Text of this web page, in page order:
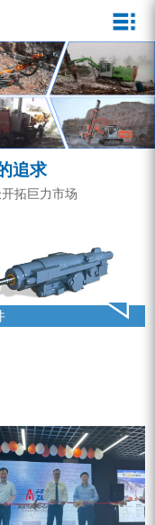
企业文化
发展历程
资质荣誉
宣传视频
公司新闻
行业动态
一体式潜孔钻机
地下掘进台车
小型一体式露天钻机
全液压顶锤钻机
零配件
锚固钻机系列
FY水井钻车系列
井专用螺杆空压机
雾炮机
洗轮机
服务介绍
服务中心
营销网络
追求
极开拓巨力市场